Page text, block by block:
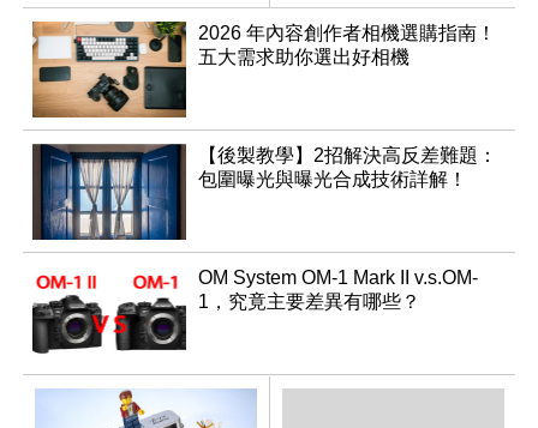
2026 年內容創作者相機選購指南！
五大需求助你選出好相機
【後製教學】2招解決高反差難題：
包圍曝光與曝光合成技術詳解！
OM System OM-1 Mark II v.s.OM-
1，究竟主要差異有哪些？